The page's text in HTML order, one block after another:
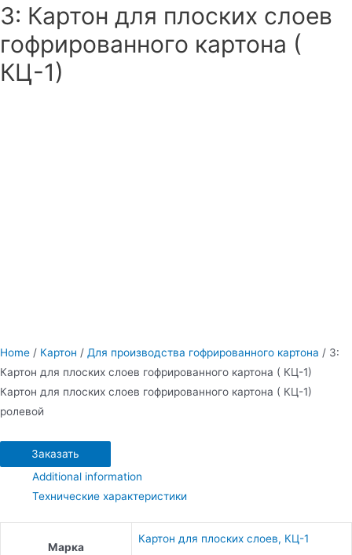
3: Картон для плоских слоев
гофрированного картона (
КЦ-1)
Home / Картон / Для производства гофрированного картона / 3:
Картон для плоских слоев гофрированного картона ( КЦ-1)
Картон для плоских слоев гофрированного картона ( КЦ-1)
ролевой
Заказать
Additional information
Технические характеристики
Марка
Картон для плоских слоев, КЦ-1